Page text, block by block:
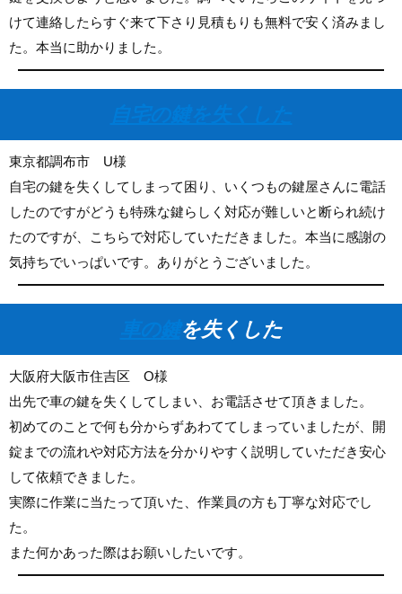
けて連絡したらすぐ来て下さり見積もりも無料で安く済みまし
た。本当に助かりました。
東京都調布市 U様
自宅の鍵を失くしてしまって困り、いくつもの鍵屋さんに電話
したのですがどうも特殊な鍵らしく対応が難しいと断られ続け
たのですが、こちらで対応していただきました。本当に感謝の
気持ちでいっぱいです。ありがとうございました。
を失くした
大阪府大阪市住吉区 O様
出先で車の鍵を失くしてしまい、お電話させて頂きました。
初めてのことで何も分からずあわててしまっていましたが、開
錠までの流れや対応方法を分かりやすく説明していただき安心
して依頼できました。
実際に作業に当たって頂いた、作業員の方も丁寧な対応でし
た。
また何かあった際はお願いしたいです。